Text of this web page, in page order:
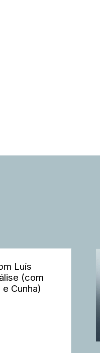
Luís
(com
e Cunha)